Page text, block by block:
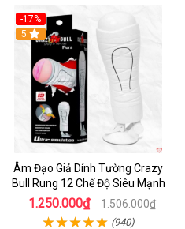
-17%
5
Âm Đạo Giả Dính Tường Crazy
Bull Rung 12 Chế Độ Siêu Mạnh
1.250.000₫ 1.506.000₫
(940)